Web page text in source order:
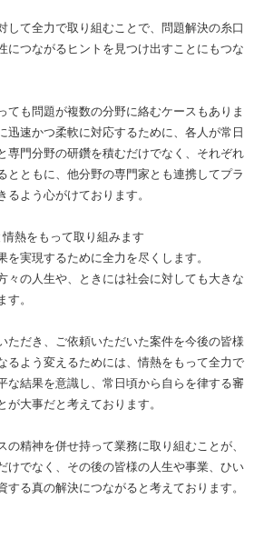
して全力で取り組むことで、問題解決の糸口
につながるヒントを見つけ出すことにもつな
ても問題が複数の分野に絡むケースもありま
迅速かつ柔軟に対応するために、各人が常日
専門分野の研鑽を積むだけでなく、それぞれ
とともに、他分野の専門家とも連携してプラ
よう心がけております。
情熱をもって取り組みます
を実現するために全力を尽くします。
々の人生や、ときには社会に対しても大きな
。
ただき、ご依頼いただいた案件を今後の皆様
るよう変えるためには、情熱をもって全力で
な結果を意識し、常日頃から自らを律する審
が大事だと考えております。
の精神を併せ持って業務に取り組むことが、
けでなく、その後の皆様の人生や事業、ひい
する真の解決につながると考えております。